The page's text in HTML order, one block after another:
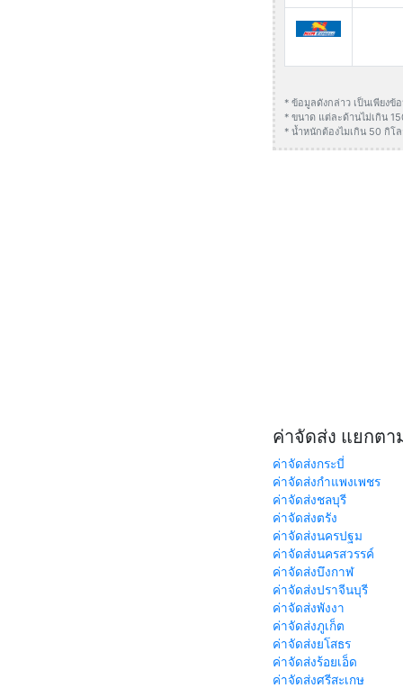
* ข้อมูลดังกล่าว เป็นเพียง
* ขนาด แต่ละด้านไม่เกิน
* น้ำหนักต้องไมเกิน 50 กิโ
ค่าจัดส่ง แยกตา
ค่าจัดส่งกระบี่
ค่าจัดส่งกำแพงเพชร
ค่าจัดส่งชลบุรี
ค่าจัดส่งตรัง
ค่าจัดส่งนครปฐม
ค่าจัดส่งนครสวรรค์
ค่าจัดส่งบึงกาฬ
ค่าจัดส่งปราจีนบุรี
ค่าจัดส่งพังงา
ค่าจัดส่งภูเก็ต
ค่าจัดส่งยโสธร
ค่าจัดส่งร้อยเอ็ด
ค่าจัดส่งศรีสะเกษ